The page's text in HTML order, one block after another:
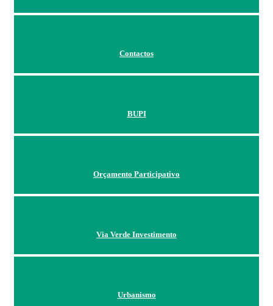
Contactos
BUPI
Orçamento Participativo
Via Verde Investimento
Urbanismo